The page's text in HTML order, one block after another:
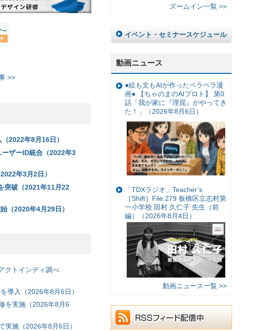
>>
2022年8月16日）
ザーID統合（2022年3
年3月2日）
突破（2021年11月22
（2020年4月29日）
クトインディ調べ
導入（2026年8月6日）
を実施（2026年8月6
施（2026年8月6日）
ズームイン一覧 >>
イベント・セミナースケジュール
動画ニュース
●絵も文もAIが作ったペラペラ漫
画● 【ちゃのまのAIプロト】 第0
話「我が家に『理屈』がやってき
た！」（2026年8月6日）
「TDXラジオ」Teacher’s
［Shift］File.279 板橋区立志村第
一小学校 田村 久仁子 先生（前
編）（2026年8月4日）
動画ニュース一覧 >>